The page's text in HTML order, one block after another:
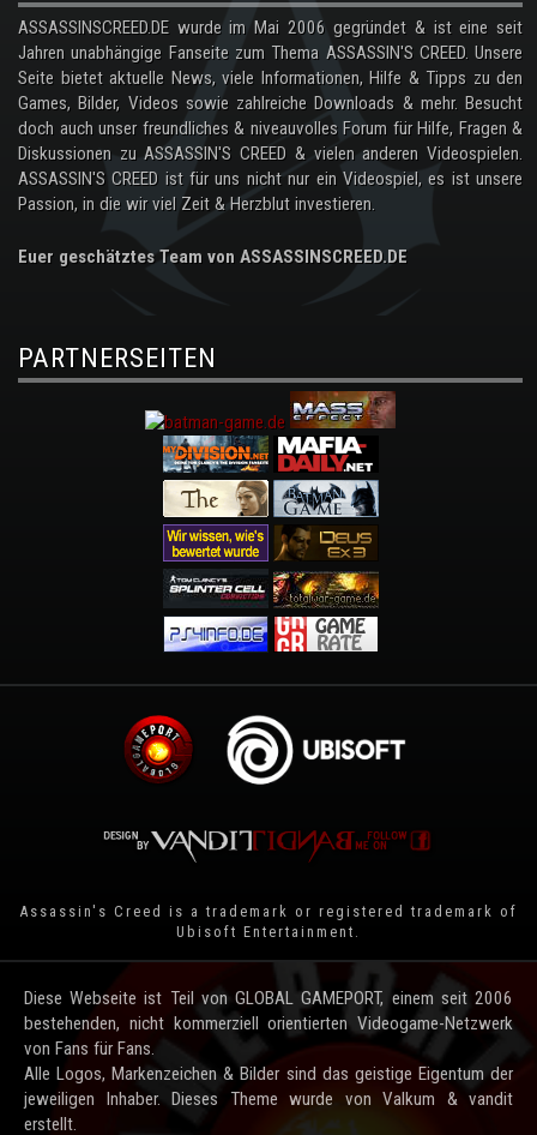
ASSASSINSCREED.DE wurde im Mai 2006 gegründet & ist eine seit
Jahren unabhängige Fanseite zum Thema ASSASSIN'S CREED. Unsere
Seite bietet aktuelle News, viele Informationen, Hilfe & Tipps zu den
Games, Bilder, Videos sowie zahlreiche Downloads & mehr. Besucht
doch auch unser freundliches & niveauvolles Forum für Hilfe, Fragen &
Diskussionen zu ASSASSIN'S CREED & vielen anderen Videospielen.
ASSASSIN'S CREED ist für uns nicht nur ein Videospiel, es ist unsere
Passion, in die wir viel Zeit & Herzblut investieren.
Euer geschätztes Team von ASSASSINSCREED.DE
PARTNERSEITEN
Assassin's Creed is a trademark or registered trademark of
Ubisoft Entertainment .
Diese Webseite ist Teil von GLOBAL GAMEPORT, einem seit 2006
bestehenden, nicht kommerziell orientierten Videogame-Netzwerk
von Fans für Fans.
Alle Logos, Markenzeichen & Bilder sind das geistige Eigentum der
jeweiligen Inhaber. Dieses Theme wurde von Valkum & vandit
erstellt.